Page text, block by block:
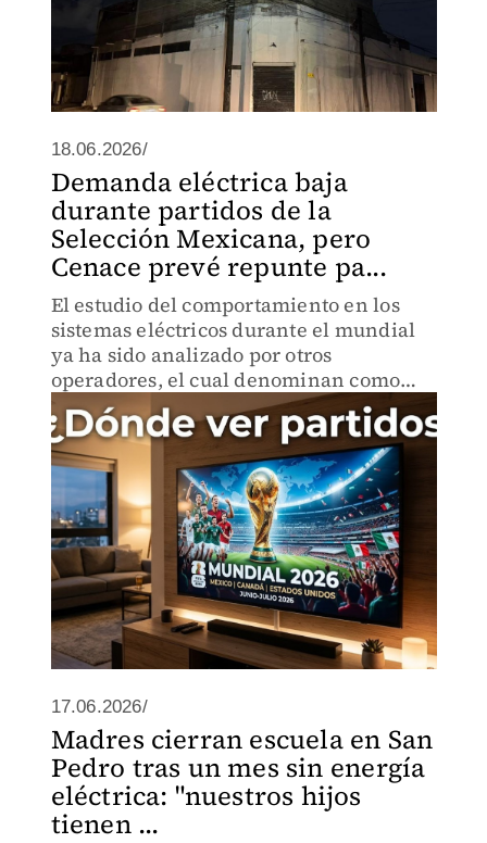
18.06.2026/
Demanda eléctrica baja
durante partidos de la
Selección Mexicana, pero
Cenace prevé repunte pa...
El estudio del comportamiento en los
sistemas eléctricos durante el mundial
ya ha sido analizado por otros
operadores, el cual denominan como
‘efecto fútbol’.
17.06.2026/
Madres cierran escuela en San
Pedro tras un mes sin energía
eléctrica: "nuestros hijos
tienen ...